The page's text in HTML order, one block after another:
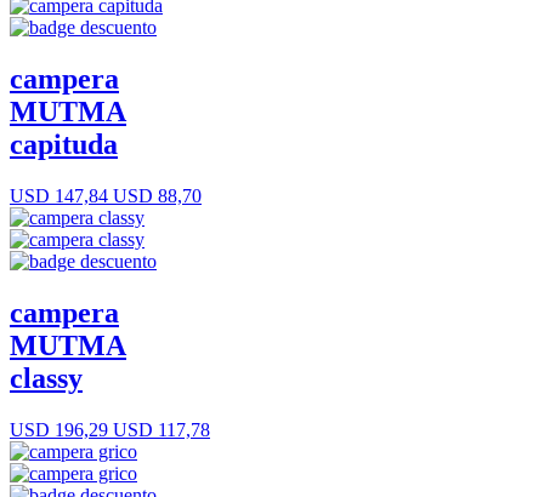
campera
MUTMA
capituda
USD 147,84 USD 88,70
campera
MUTMA
classy
USD 196,29 USD 117,78